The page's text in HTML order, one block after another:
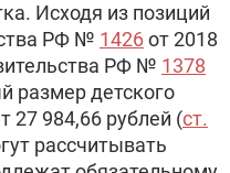
Исходя из позиций
РФ № 1426от 2018
РФ № 1378
размер детского
27 984,66 рублей (ст.
рассчитывать